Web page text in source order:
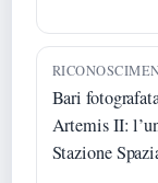
Bari
Artemis II:
Stazione